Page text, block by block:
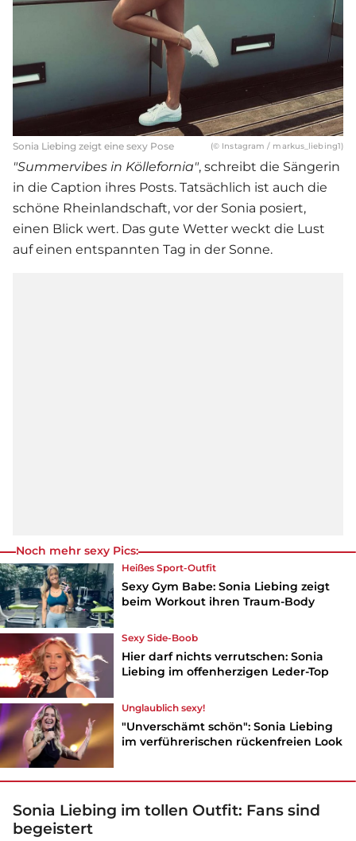
Sonia Liebing zeigt eine sexy Pose (© Instagram / markus_liebing1)
"Summervibes in Köllefornia", schreibt die Sängerin
in die Caption ihres Posts. Tatsächlich ist auch die
schöne Rheinlandschaft, vor der Sonia posiert,
einen Blick wert. Das gute Wetter weckt die Lust
auf einen entspannten Tag in der Sonne.
Noch mehr sexy Pics:
Heißes Sport-Outfit
Sexy Gym Babe: Sonia Liebing zeigt
beim Workout ihren Traum-Body
Sexy Side-Boob
Hier darf nichts verrutschen: Sonia
Liebing im offenherzigen Leder-Top
Unglaublich sexy!
"Unverschämt schön": Sonia Liebing
im verführerischen rückenfreien Look
Sonia Liebing im tollen Outfit: Fans sind
begeistert